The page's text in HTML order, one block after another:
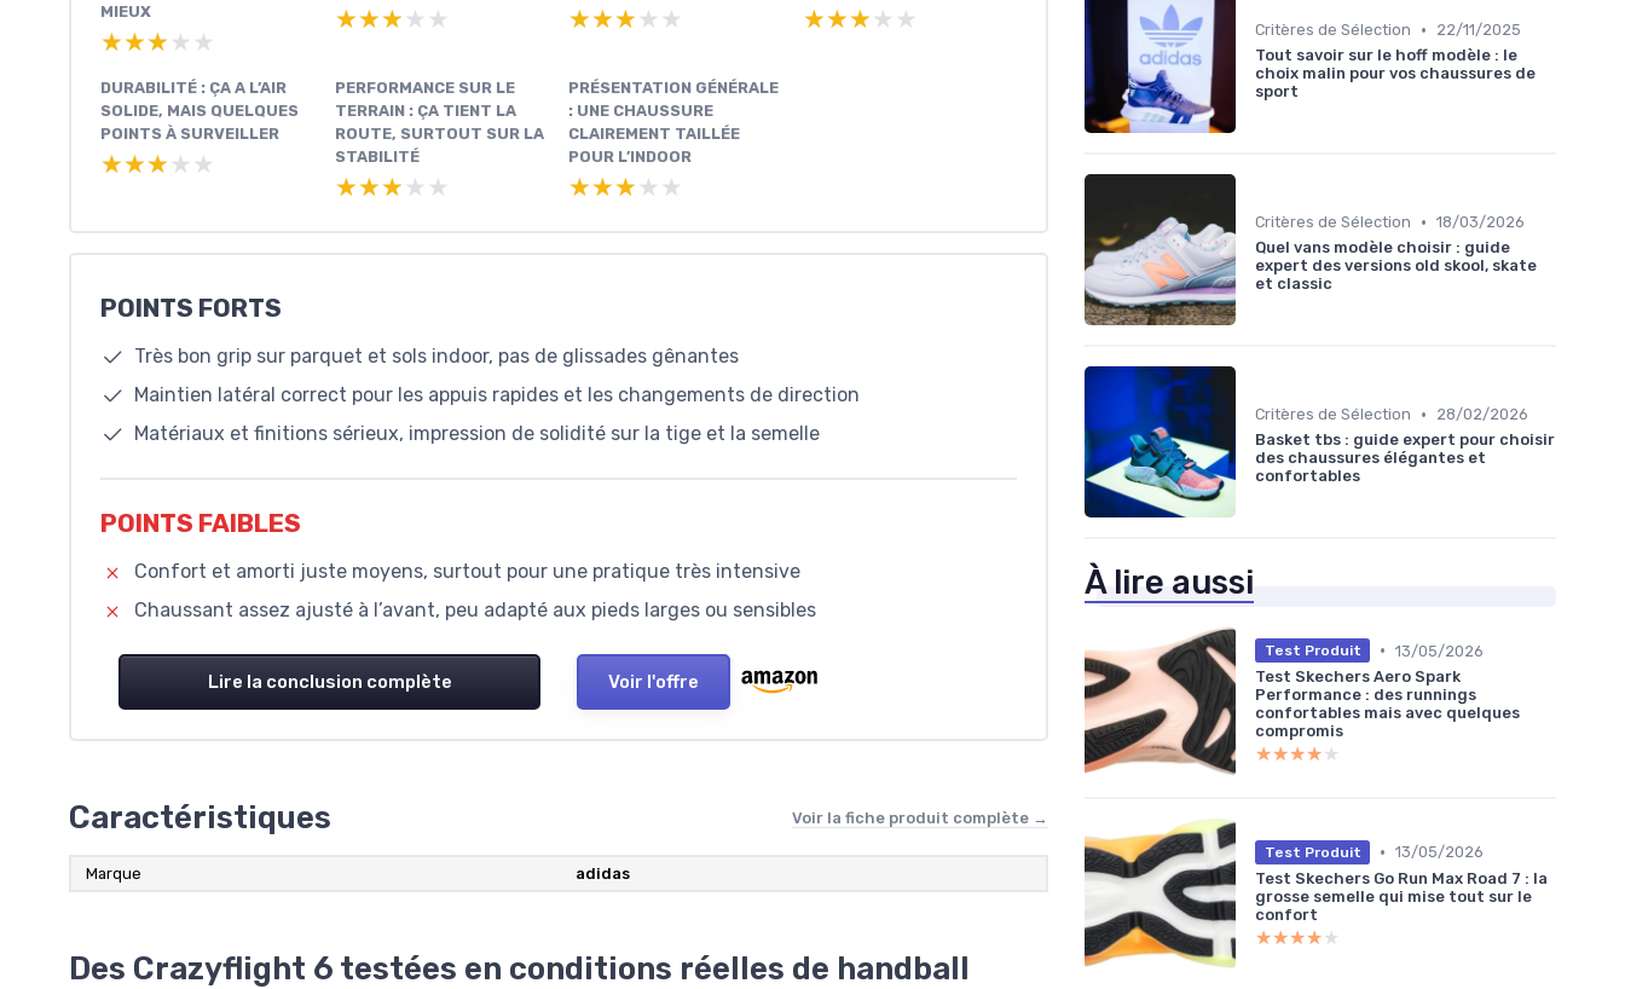
MIEUX
★★★★★
★★★★★
★★★★★
★★★★★ ★★★★★
★★★★★ ★★★★★
★★★★★
DURABILITÉ : ÇA A L’AIR
SOLIDE, MAIS QUELQUES
POINTS À SURVEILLER
★★★★★
★★★★★
PERFORMANCE SUR LE
TERRAIN : ÇA TIENT LA
ROUTE, SURTOUT SUR LA
STABILITÉ
★★★★★
★★★★★
PRÉSENTATION GÉNÉRALE
: UNE CHAUSSURE
CLAIREMENT TAILLÉE
POUR L’INDOOR
★★★★★
★★★★★
POINTS FORTS
Très bon grip sur parquet et sols indoor, pas de glissades gênantes
Maintien latéral correct pour les appuis rapides et les changements de direction
Matériaux et finitions sérieux, impression de solidité sur la tige et la semelle
POINTS FAIBLES
Confort et amorti juste moyens, surtout pour une pratique très intensive
Chaussant assez ajusté à l’avant, peu adapté aux pieds larges ou sensibles
Lire la conclusion complète Voir l'offre
Caractéristiques Voir la fiche produit complète →
Marque adidas
Des Crazyflight 6 testées en conditions réelles de handball
Critères de Sélection •
22/11/2025
Tout savoir sur le hoff modèle : le
choix malin pour vos chaussures de
sport
Critères de Sélection • 18/03/2026
Quel vans modèle choisir : guide
expert des versions old skool, skate
et classic
Critères de Sélection •
28/02/2026
Basket tbs : guide expert pour choisir
des chaussures élégantes et
confortables
À lire aussi
Test Produit • 13/05/2026
Test Skechers Aero Spark
Performance : des runnings
confortables mais avec quelques
compromis
★★★★★
★★★★★
Test Produit • 13/05/2026
Test Skechers Go Run Max Road 7 : la
grosse semelle qui mise tout sur le
confort
★★★★★
★★★★★